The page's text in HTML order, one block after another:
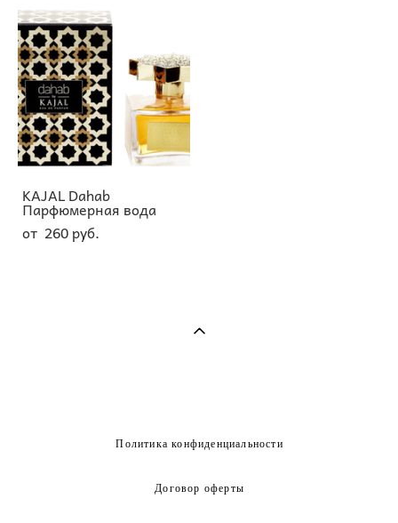
KAJAL Dahab
Парфюмерная вода
от 260 pуб.
Политика конфиденциальности
Договор оферты